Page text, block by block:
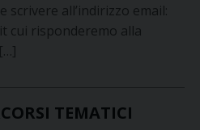
scrivere all’indirizzo email:
cui risponderemo alla
TEMATICI